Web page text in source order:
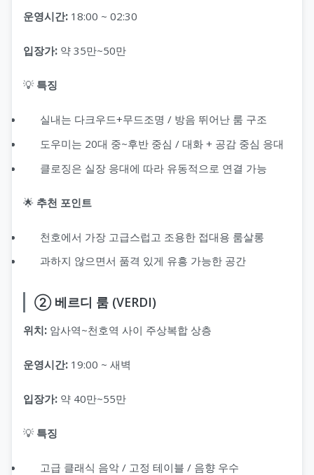
운영시간: 18:00 ~ 02:30
입장가: 약 35만~50만
💡 특징
실내는 다크우드+무드조명 / 방음 뛰어난 룸 구조
도우미는 20대 중~후반 중심 / 대화 + 공감 중심 응대
클로징은 실장 응대에 따라 유동적으로 연결 가능
🌟 추천 포인트
천호에서 가장 고급스럽고 조용한 접대용 룸살롱
과하지 않으면서 품격 있게 유흥 가능한 공간
② 베르디 룸 (VERDI)
위치: 암사역~천호역 사이 주상복합 상층
운영시간: 19:00 ~ 새벽
입장가: 약 40만~55만
💡 특징
고급 클래식 음악 / 고정 테이블 / 음향 우수